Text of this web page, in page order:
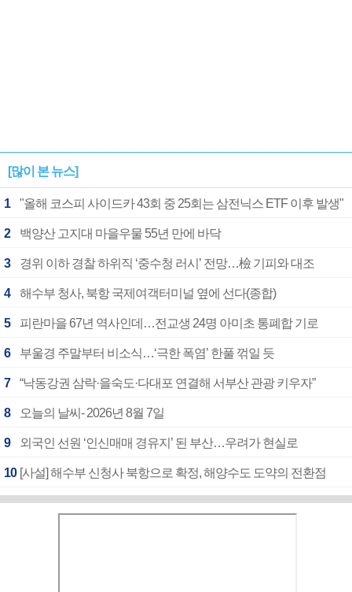
[많이 본 뉴스]
1 "올해 코스피 사이드카 43회 중 25회는 삼전닉스 ETF 이후 발생"
2 백양산 고지대 마을우물 55년 만에 바닥
3 경위 이하 경찰 하위직 ‘중수청 러시’ 전망…檢 기피와 대조
4 해수부 청사, 북항 국제여객터미널 옆에 선다(종합)
5 피란마을 67년 역사인데…전교생 24명 아미초 통폐합 기로
6 부울경 주말부터 비소식…‘극한 폭염’ 한풀 꺾일 듯
7 “낙동강권 삼락·을숙도·다대포 연결해 서부산 관광 키우자”
8 오늘의 날씨- 2026년 8월 7일
9 외국인 선원 ‘인신매매 경유지’ 된 부산…우려가 현실로
10 [사설] 해수부 신청사 북항으로 확정, 해양수도 도약의 전환점